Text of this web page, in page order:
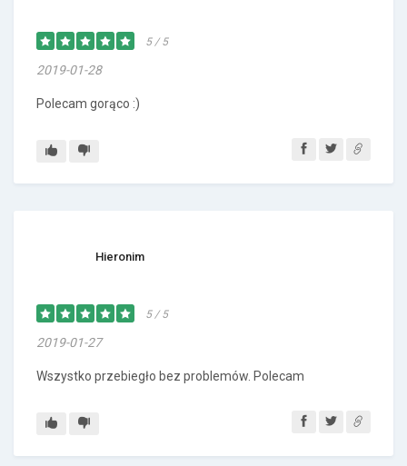
5 / 5
2019-01-28
Polecam gorąco :)
Hieronim
5 / 5
2019-01-27
Wszystko przebiegło bez problemów. Polecam